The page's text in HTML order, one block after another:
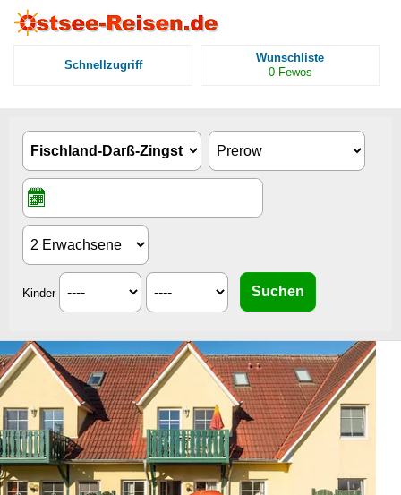
Schnellzugriff
Wunschliste
0 Fewos
Kinder